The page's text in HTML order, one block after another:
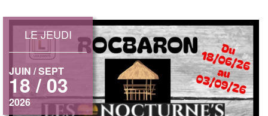
LE JEUDI
JUIN / SEPT
18 / 03
2026